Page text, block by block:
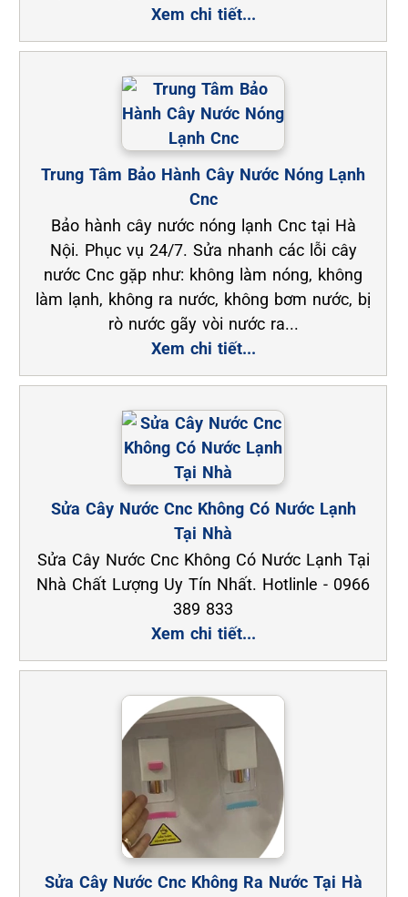
Xem chi tiết...
Trung Tâm Bảo Hành Cây Nước Nóng Lạnh
Cnc
Bảo hành cây nước nóng lạnh Cnc tại Hà
Nội. Phục vụ 24/7. Sửa nhanh các lỗi cây
nước Cnc gặp như: không làm nóng, không
làm lạnh, không ra nước, không bơm nước, bị
rò nước gãy vòi nước ra...
Xem chi tiết...
Sửa Cây Nước Cnc Không Có Nước Lạnh
Tại Nhà
Sửa Cây Nước Cnc Không Có Nước Lạnh Tại
Nhà Chất Lượng Uy Tín Nhất. Hotlinle - 0966
389 833
Xem chi tiết...
Sửa Cây Nước Cnc Không Ra Nước Tại Hà